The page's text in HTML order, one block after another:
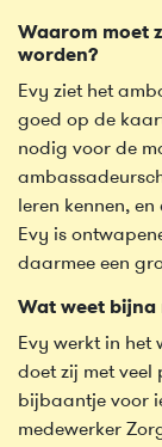
Waarom moet
worden?
Evy ziet het
goed op de
nodig voor de
leren kennen,
Evy is
daarmee een
Wat weet bijna
Evy werkt in het
doet zij met veel
bijbaantje voor
medewerker